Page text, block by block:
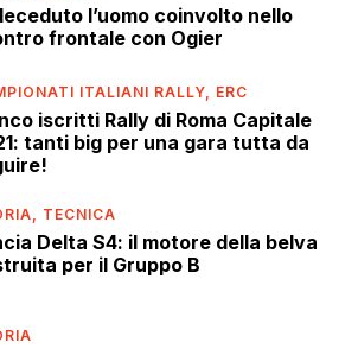
l’uomo coinvolto nello
frontale con Ogier
ITALIANI RALLY, ERC
iscritti Rally di Roma Capitale
tanti big per una gara tutta da
TECNICA
Delta S4: il motore della belva
per il Gruppo B